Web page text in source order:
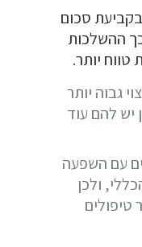
סכום
ההשלכות
טווח יותר.
גבוה יותר
יש להם עוד
עם השפעה
ולכן
טיפולים